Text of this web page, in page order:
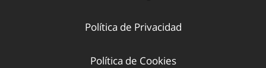
Política de Privacidad
Política de Cookies